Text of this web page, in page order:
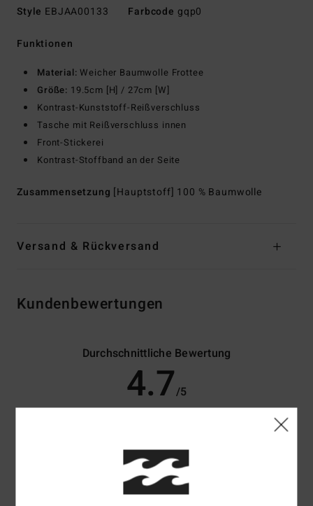
Style EBJAA00133 Farbcode gqp0
Funktionen
Material:Weicher Baumwolle Frottee
Größe: 19.5cm [H] / 27cm [W]
Kontrast-Kunststoff-Reißverschluss
Tasche mit Reißverschluss innen
Front-Stickerei
Kontrast-Stoffband an der Seite
Zusammensetzung [Hauptstoff] 100 % Baumwolle
Versand & Rückversand
Kundenbewertungen
Durchschnittliche Bewertung
4.7/5
100% unserer Kunden empfehlen dieses Produkt
Preis-Leistungs-Verhältnis